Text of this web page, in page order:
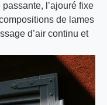
l’ajouré fixe
de lames
d’air continu et